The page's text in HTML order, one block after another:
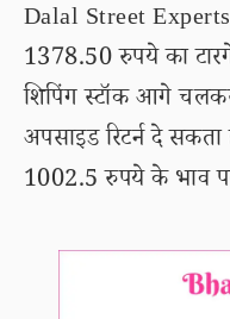
Dalal Street Experts
1378.50 रुपये का
शिपिंग स्टॉक आगे
अपसाइड रिटर्न दे
1002.5 रुपये के भाव